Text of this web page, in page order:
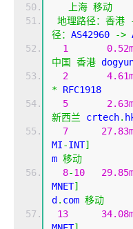
上海 移动
地理路径：香港
径： AS42960 ->
1
中国
香港
2
* RFC1918
5
新西兰 crtech.
7
MI-INT]
m 移动
8-10
MNET]
d . com 移动
13